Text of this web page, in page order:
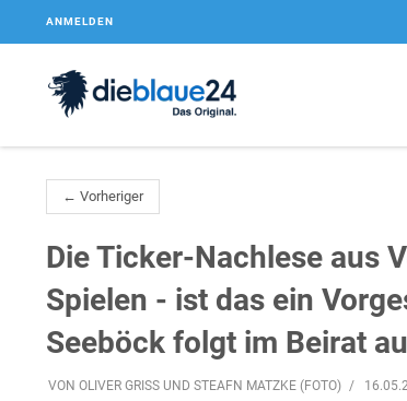
ANMELDEN
← Vorheriger
Die Ticker-Nachlese aus
Spielen - ist das ein
Seeböck folgt im Beirat
VON OLIVER GRISS UND STEAFN MATZKE (FOTO)